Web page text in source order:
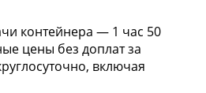
контейнера — 1 час 50
цены без доплат за
включая